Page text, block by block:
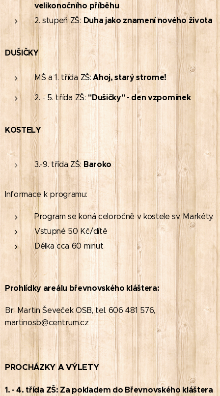
velikonočního příběhu
2. stupeň ZŠ: Duha jako znamení nového života
DUŠIČKY
MŠ a 1. třída ZŠ:Ahoj, starý strome!
2. - 5. třída ZŠ: "Dušičky" - den vzpomínek
KOSTELY
3.-9. třída ZŠ: Baroko
Informace k programu:
Program se koná celoročně v kostele sv. Markéty.
Vstupné 50 Kč/dítě
Délka cca 60 minut
Prohlídky areálu břevnovského kláštera:
Br. Martin Ševeček OSB, tel. 606 481 576,
martinosb@centrum.cz
PROCHÁZKY A VÝLETY
1. - 4. třída ZŠ: Za pokladem do Břevnovského kláštera